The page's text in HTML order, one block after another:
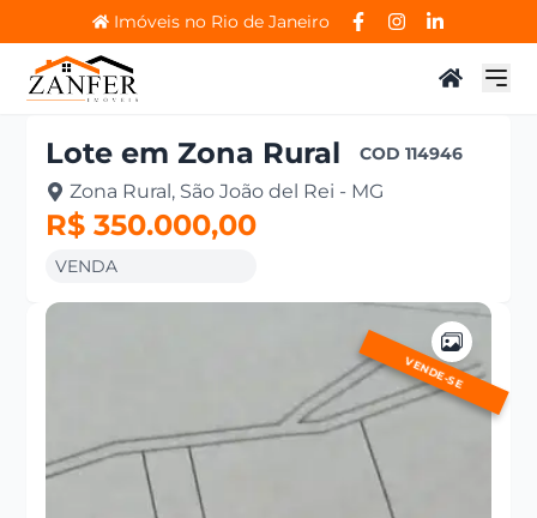
Imóveis no Rio de Janeiro
Lote em Zona Rural COD114946
Zona Rural, São João del Rei - MG
R$ 350.000,00
VENDA
VENDE-SE